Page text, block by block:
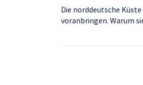
Die norddeutsche
voranbringen. Warum